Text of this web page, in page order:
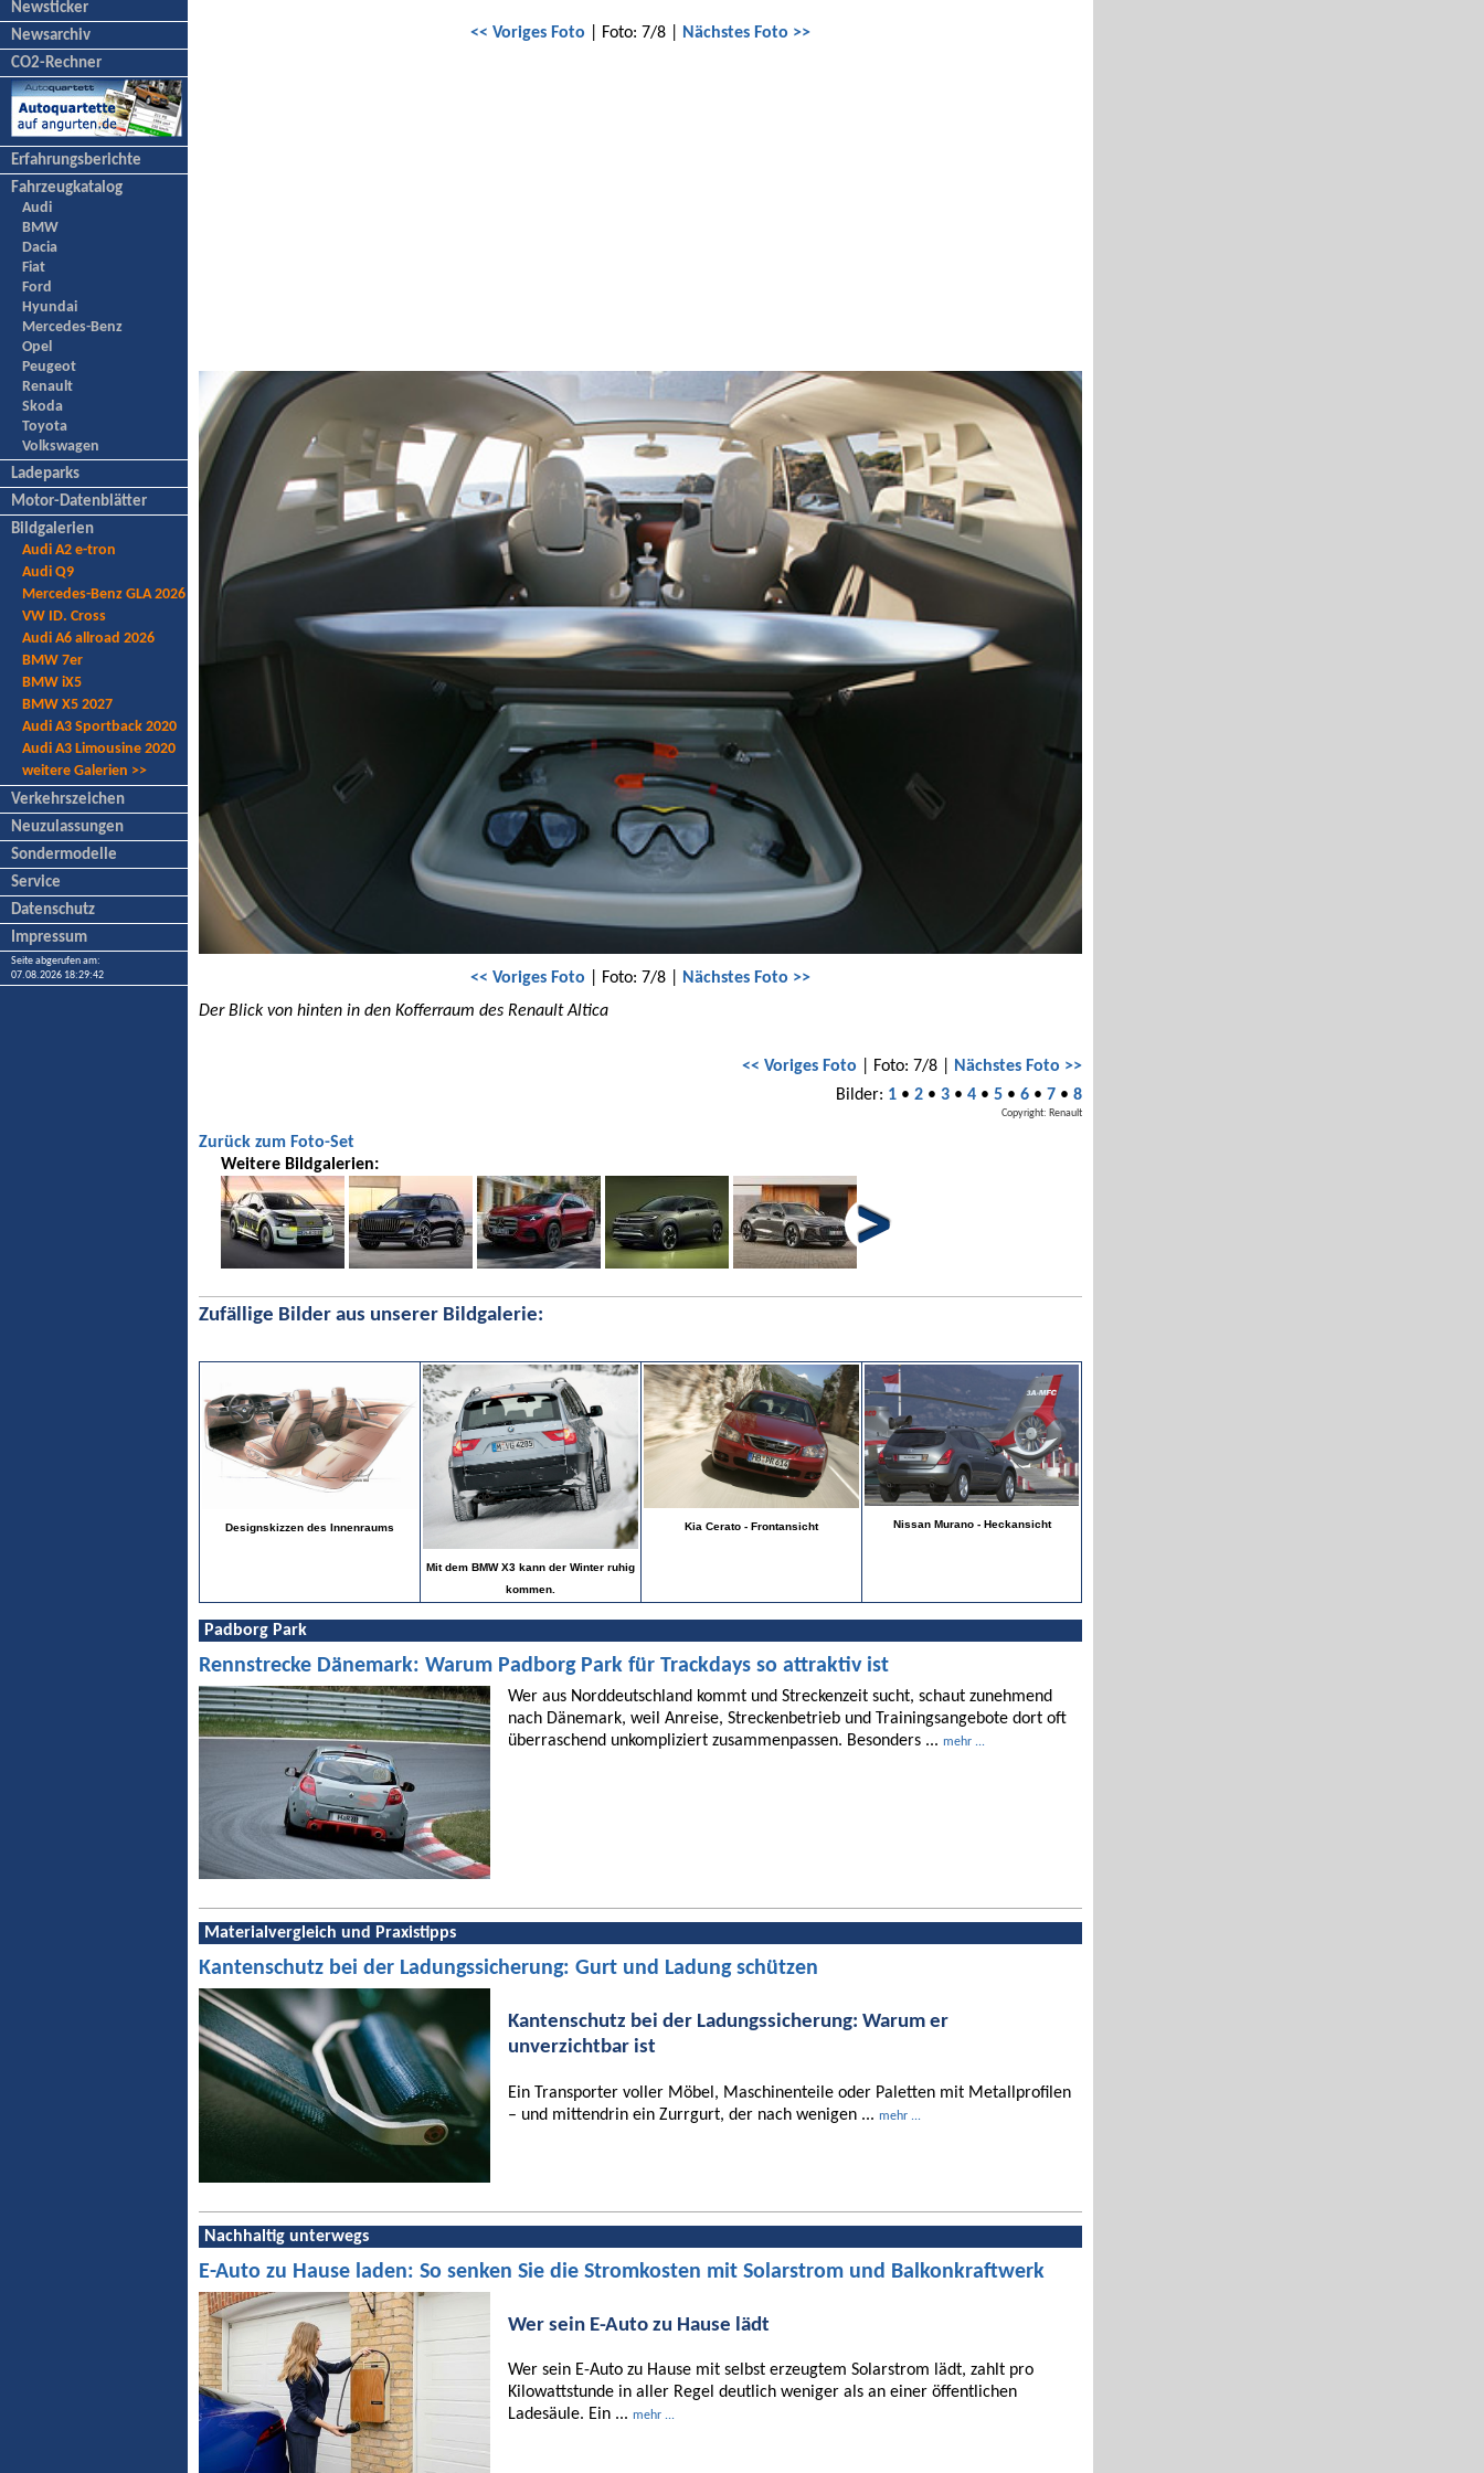
Newsticker
Newsarchiv
CO2-Rechner
Erfahrungsberichte
Fahrzeugkatalog
Audi
BMW
Dacia
Fiat
Ford
Hyundai
Mercedes-Benz
Opel
Peugeot
Renault
Skoda
Toyota
Volkswagen
Ladeparks
Motor-Datenblätter
Bildgalerien
Audi A2 e-tron
Audi Q9
Mercedes-Benz GLA 2026
VW ID. Cross
Audi A6 allroad 2026
BMW 7er
BMW iX5
BMW X5 2027
Audi A3 Sportback 2020
Audi A3 Limousine 2020
weitere Galerien >>
Verkehrszeichen
Neuzulassungen
Sondermodelle
Service
Datenschutz
Impressum
Seite abgerufen am:
07.08.2026 18:29:42
<< Voriges Foto | Foto: 7/8 | Nächstes Foto >>
<< Voriges Foto | Foto: 7/8 | Nächstes Foto >>
Der Blick von hinten in den Kofferraum des Renault Altica
<< Voriges Foto | Foto: 7/8 | Nächstes Foto >>
Bilder: 1 • 2 • 3 • 4 • 5 • 6 • 7 • 8
Copyright: Renault
Zurück zum Foto-Set
Weitere Bildgalerien:
Zufällige Bilder aus unserer Bildgalerie:
Designskizzen des Innenraums
Mit dem BMW X3 kann der Winter ruhig
kommen.
Kia Cerato - Frontansicht Nissan Murano - Heckansicht
Padborg Park
Rennstrecke Dänemark: Warum Padborg Park für Trackdays so attraktiv ist
Wer aus Norddeutschland kommt und Streckenzeit sucht, schaut zunehmend
nach Dänemark, weil Anreise, Streckenbetrieb und Trainingsangebote dort oft
überraschend unkompliziert zusammenpassen. Besonders ... mehr ...
Materialvergleich und Praxistipps
Kantenschutz bei der Ladungssicherung: Gurt und Ladung schützen
Kantenschutz bei der Ladungssicherung: Warum er
unverzichtbar ist
Ein Transporter voller Möbel, Maschinenteile oder Paletten mit Metallprofilen
– und mittendrin ein Zurrgurt, der nach wenigen ... mehr ...
Nachhaltig unterwegs
E-Auto zu Hause laden: So senken Sie die Stromkosten mit Solarstrom und Balkonkraftwerk
Wer sein E-Auto zu Hause lädt
Wer sein E-Auto zu Hause mit selbst erzeugtem Solarstrom lädt, zahlt pro
Kilowattstunde in aller Regel deutlich weniger als an einer öffentlichen
Ladesäule. Ein ... mehr ...